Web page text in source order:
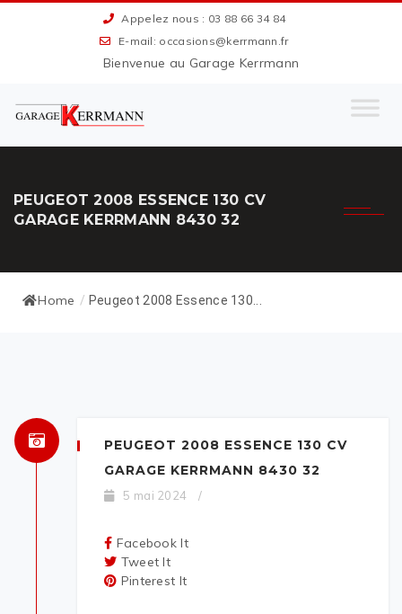
Appelez nous : 03 88 66 34 84
E-mail: occasions@kerrmann.fr
Bienvenue au Garage Kerrmann
PEUGEOT 2008 ESSENCE 130 CV
GARAGE KERRMANN 8430 32
Home / Peugeot 2008 Essence 130...
PEUGEOT 2008 ESSENCE 130 CV
GARAGE KERRMANN 8430 32
5 mai 2024 /
Facebook It
Tweet It
Pinterest It